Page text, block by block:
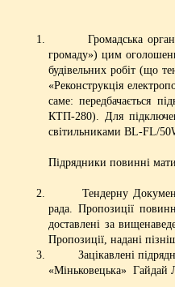
Громадська
громаду») цим
будівельних робіт (що
«Реконструкція
саме: передбачається
КТП-280). Для
світильниками BL-FL/
Підрядники повинні
Тендерну
рада. Пропозиції
доставлені за
Пропозиції, надані
Зацікавлені
«Міньковецька» Гайдай